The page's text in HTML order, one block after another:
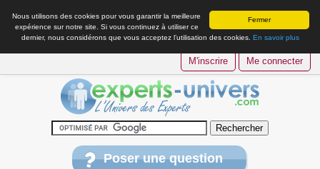
Fermer
Nous utilisons des cookies pour vous garantir la meilleure
expérience sur notre site. Si vous continuez à utiliser ce
dernier, nous considérons que vous acceptez l’utilisation des cookies. En savoir plus
M'inscrire Me connecter
Poser une question